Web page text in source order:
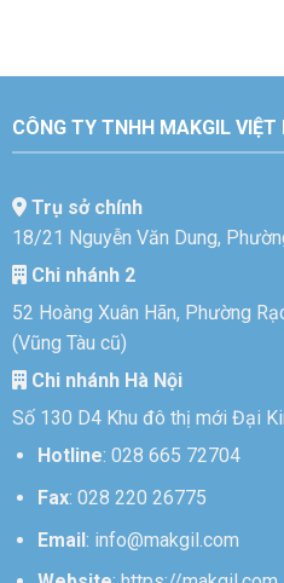
CÔNG TY TNHH MAKGIL VIỆT
Trụ sở chính
18/21 Nguyễn Văn Dung,
Chi nhánh 2
52 Hoàng Xuân Hãn, Phường
(Vũng Tàu cũ)
Chi nhánh Hà Nội
Số 130 D4 Khu đô thị mới Đại
Hotline: 028 665 72704
Fax: 028 220 26775
Email: info@makgil.com